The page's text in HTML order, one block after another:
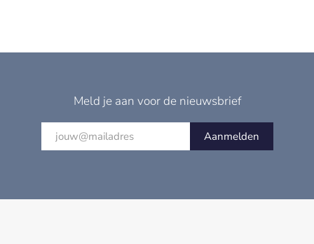
Meld je aan voor de nieuwsbrief
Aanmelden